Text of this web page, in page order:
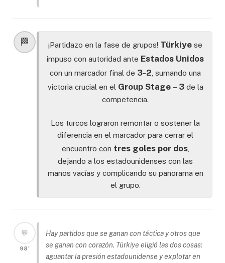
🏁 ¡Partidazo en la fase de grupos! Türkiye se
impuso con autoridad ante Estados Unidos
con un marcador final de 3-2 , sumando una
victoria crucial en el Group Stage – 3de la
competencia.
Los turcos lograron remontar o sostener la
diferencia en el marcador para cerrar el
encuentro con tres goles por dos,
dejando a los estadounidenses con las
manos vacías y complicando su panorama en
el grupo.
💬
98'
Hay partidos que se ganan con táctica y otros que
se ganan con corazón. Türkiye eligió las dos cosas:
aguantar la presión estadounidense y explotar en